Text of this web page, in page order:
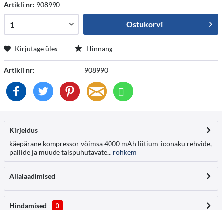
Artikli nr: 908990
Ostukorvi
Kirjutage üles Hinnang
Artikli nr: 908990
Kirjeldus
käepärane kompressor võimsa 4000 mAh liitium-ioonaku rehvide,
pallide ja muude täispuhutavate... rohkem
Allalaadimised
Hindamised
0